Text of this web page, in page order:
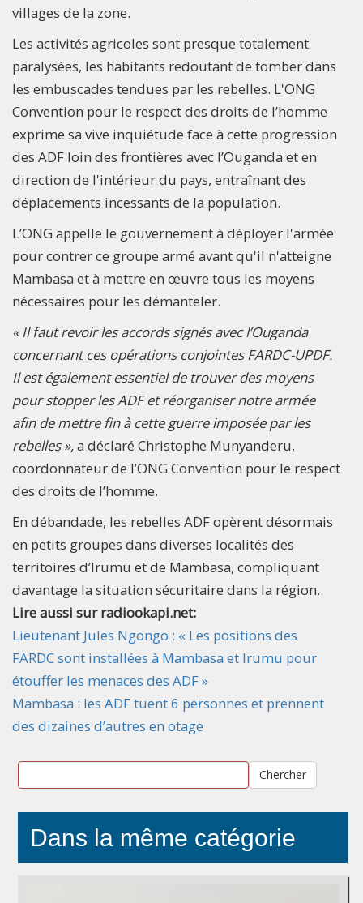
villages de la zone.
Les activités agricoles sont presque totalement
paralysées, les habitants redoutant de tomber dans
les embuscades tendues par les rebelles. L'ONG
Convention pour le respect des droits de l’homme
exprime sa vive inquiétude face à cette progression
des ADF loin des frontières avec l’Ouganda et en
direction de l'intérieur du pays, entraînant des
déplacements incessants de la population.
L’ONG appelle le gouvernement à déployer l'armée
pour contrer ce groupe armé avant qu'il n'atteigne
Mambasa et à mettre en œuvre tous les moyens
nécessaires pour les démanteler.
« Il faut revoir les accords signés avec l’Ouganda
concernant ces opérations conjointes FARDC-UPDF.
Il est également essentiel de trouver des moyens
pour stopper les ADF et réorganiser notre armée
afin de mettre fin à cette guerre imposée par les
rebelles »,a déclaré Christophe Munyanderu,
coordonnateur de l’ONG Convention pour le respect
des droits de l’homme.
En débandade, les rebelles ADF opèrent désormais
en petits groupes dans diverses localités des
territoires d’Irumu et de Mambasa, compliquant
davantage la situation sécuritaire dans la région.
Lire aussi sur radiookapi.net:
Lieutenant Jules Ngongo : « Les positions des
FARDC sont installées à Mambasa et Irumu pour
étouffer les menaces des ADF »
Mambasa : les ADF tuent 6 personnes et prennent
des dizaines d’autres en otage
Chercher
Dans la même catégorie